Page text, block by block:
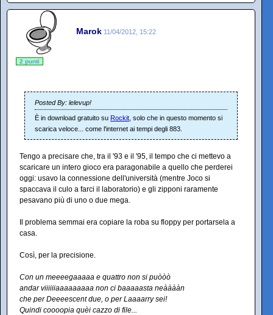
Marok 11/04/2012, 15:22
2 punti
Posted By: lelevup!
È in download gratuito su Rockit , solo che in questo momento si
scarica veloce... come l'internet ai tempi degli 883.
Tengo a precisare che, tra il '93 e il '95, il tempo che ci mettevo a
scaricare un intero gioco era paragonabile a quello che perderei
oggi: usavo la connessione dell'università (mentre Joco si
spaccava il culo a farci il laboratorio) e gli zipponi raramente
pesavano più di uno o due mega.
Il problema semmai era copiare la roba su floppy per portarsela a
casa.
Così, per la precisione.
Con un meeeegaaaaa e quattro non si puòòò
andar viiiiiiaaaaaaaaa non ci baaaaasta neààààn
che per Deeeescent due, o per Laaaarry sei!
Quindi coooopia quèi cazzo di file...